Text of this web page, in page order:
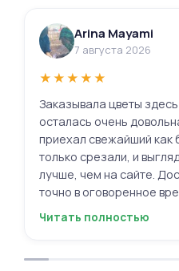
Arina Mayami
7 августа 2026
★★★★★
Заказывала цветы
осталась очень довольна!
приехал свежайший как
только срезали, и
лучше, чем на сайте.
точно в оговоренное
вежливый, ещё и
приятными. Однозначно
Читать полностью